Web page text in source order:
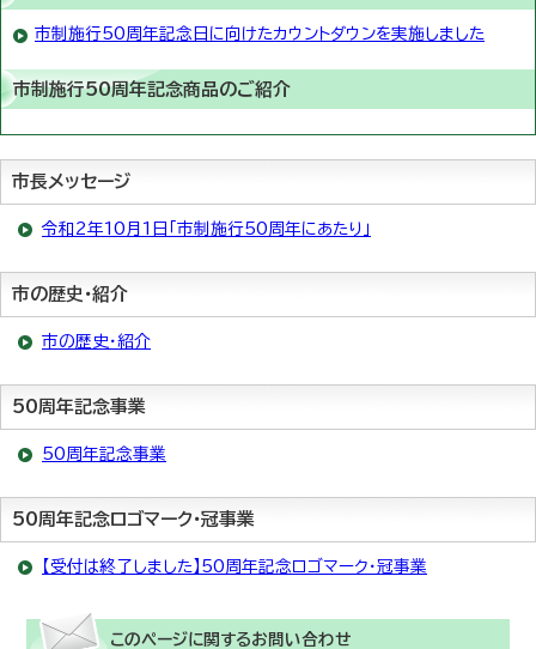
市制施行50周年記念日に向けたカウントダウンを実施しました
市制施行50周年記念商品のご紹介
市長メッセージ
令和2年10月1日「市制施行50周年にあたり」
市の歴史・紹介
市の歴史・紹介
50周年記念事業
50周年記念事業
50周年記念ロゴマーク・冠事業
【受付は終了しました】50周年記念ロゴマーク・冠事業
このページに関するお問い合わせ